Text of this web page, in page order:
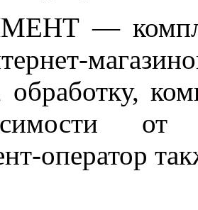
—
обработку,
от
оператор